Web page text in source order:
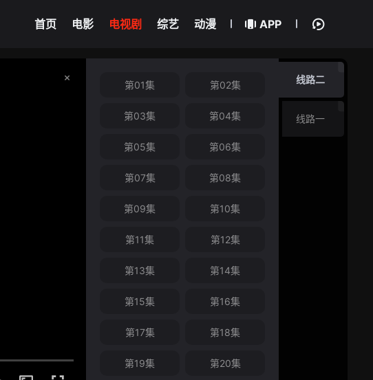
首页 电影 电视剧 综艺 动漫 APP
线路二
线路一
第01集 第02集
第03集 第04集
第05集 第06集
第07集 第08集
第09集 第10集
第11集 第12集
第13集 第14集
第15集 第16集
第17集 第18集
第19集 第20集